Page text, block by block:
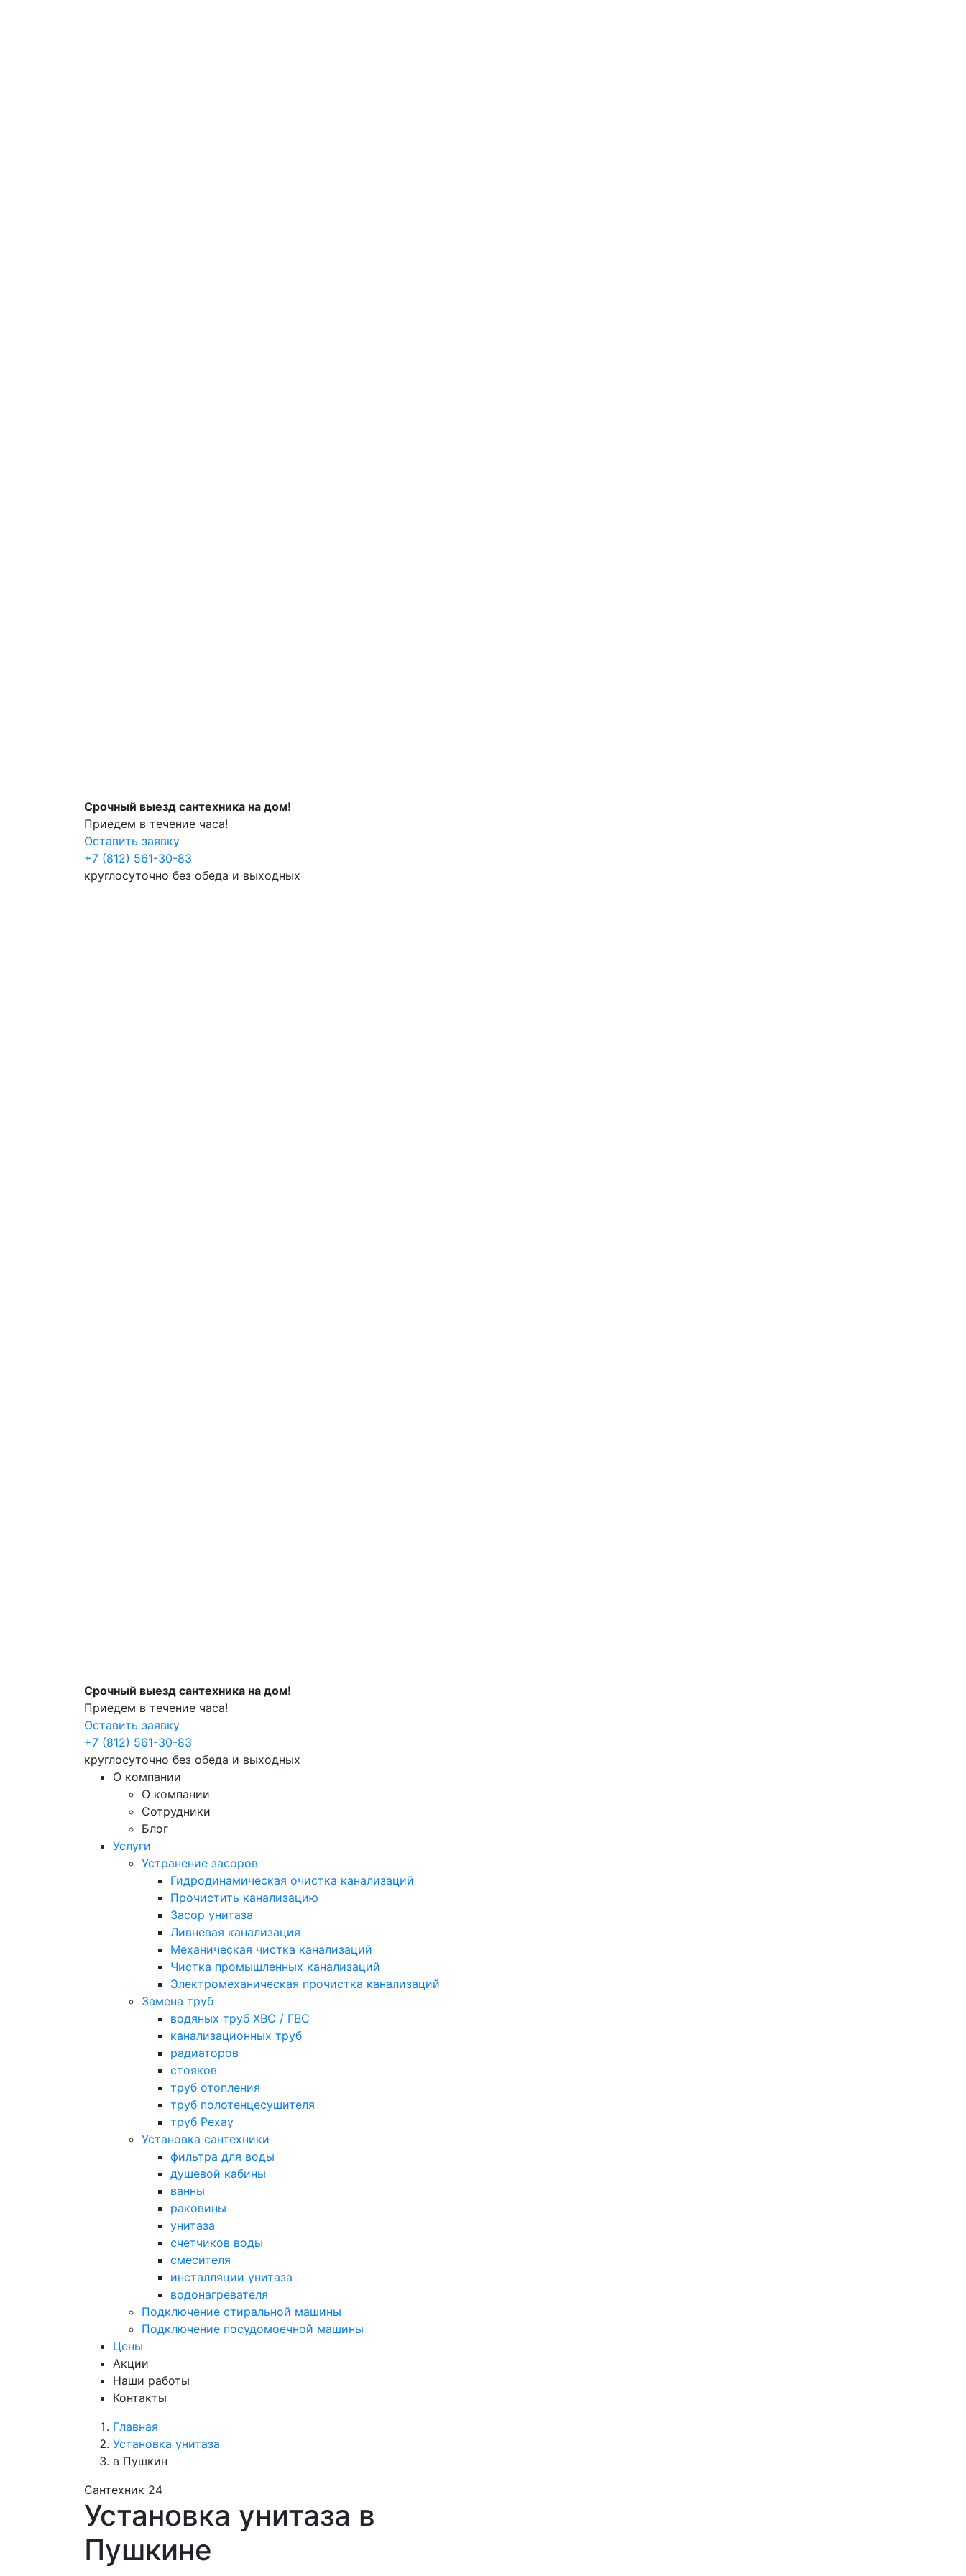
Срочный выезд сантехника на дом!
Приедем в течение часа!
Оставить заявку
+7 (812) 561-30-83
круглосуточно без обеда и выходных
Срочный выезд сантехника на дом!
Приедем в течение часа!
Оставить заявку
+7 (812) 561-30-83
круглосуточно без обеда и выходных
О компании
О компании
Сотрудники
Блог
Услуги
Устранение засоров
Гидродинамическая очистка канализаций
Прочистить канализацию
Засор унитаза
Ливневая канализация
Механическая чистка канализаций
Чистка промышленных канализаций
Электромеханическая прочистка канализаций
Замена труб
водяных труб ХВС / ГВС
канализационных труб
радиаторов
стояков
труб отопления
труб полотенцесушителя
труб Рехау
Установка сантехники
фильтра для воды
душевой кабины
ванны
раковины
унитаза
счетчиков воды
смесителя
инсталляции унитаза
водонагревателя
Подключение стиральной машины
Подключение посудомоечной машины
Цены
Акции
Наши работы
Контакты
Главная
Установка унитаза
в Пушкин
Сантехник 24
Установка унитаза в
Пушкине